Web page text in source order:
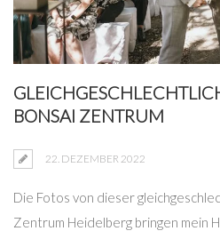
BONSAI ZENTRUM
22. DEZEMBER 2022
Die Fotos von dieser
Zentrum Heidelberg bringen mein